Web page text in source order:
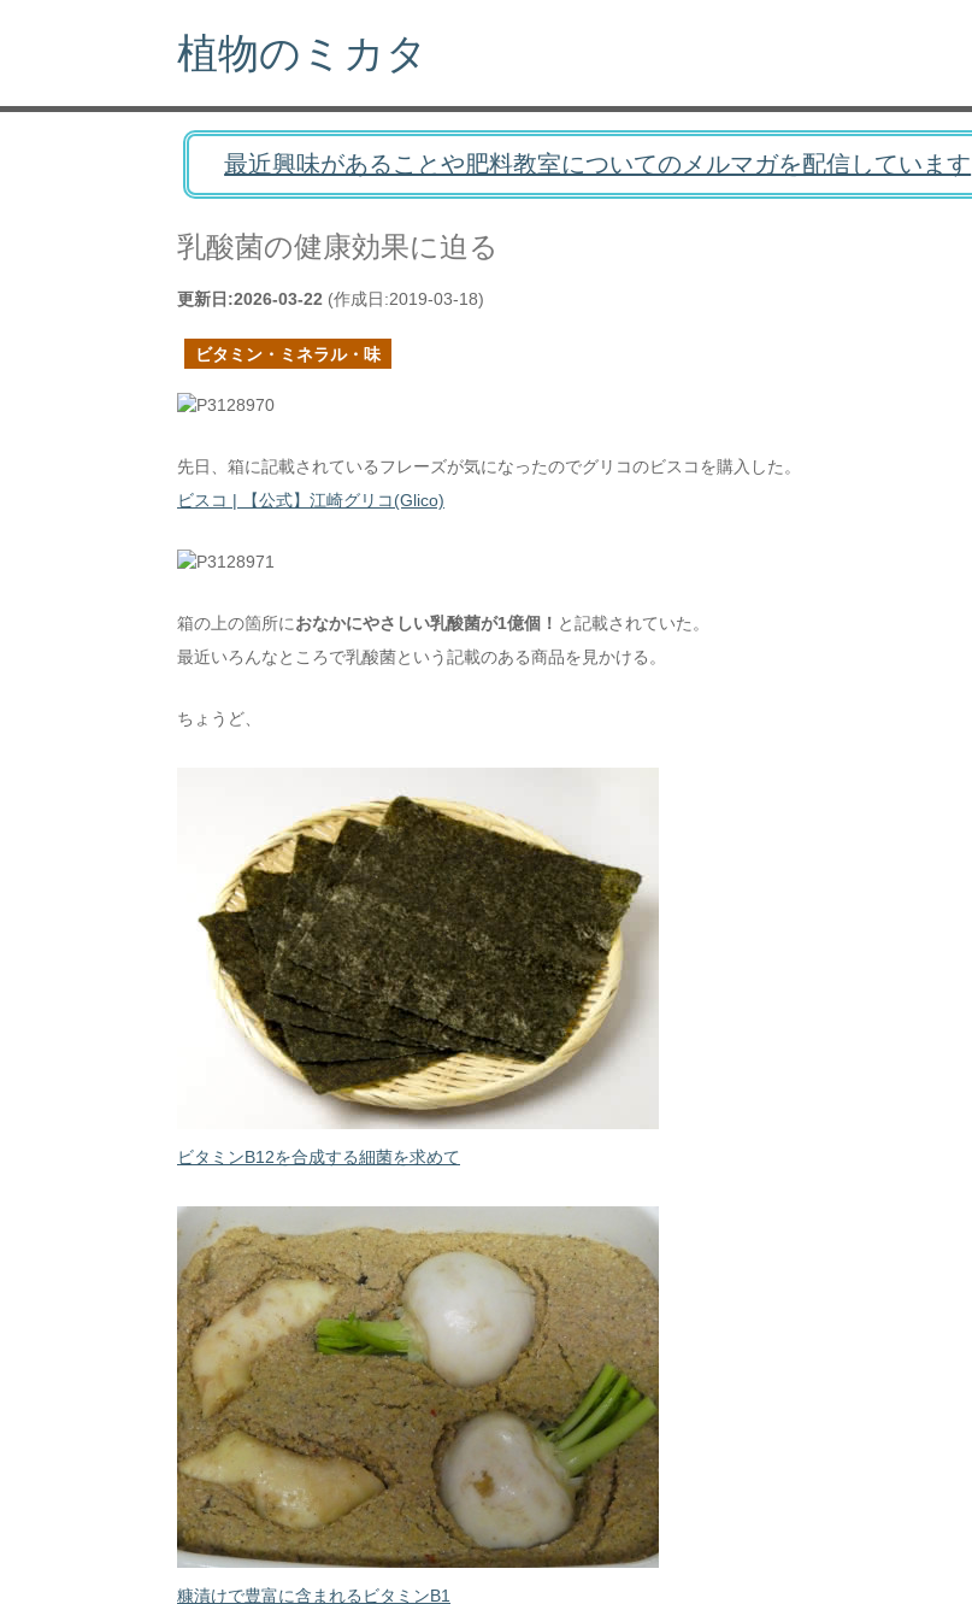
植物のミカタ
最近興味があることや肥料教室についてのメルマガを配信しています
乳酸菌の健康効果に迫る
更新日:2026-03-22 (作成日:2019-03-18)
ビタミン・ミネラル・味
先日、箱に記載されているフレーズが気になったのでグリコのビスコを購入した。
ビスコ | 【公式】江崎グリコ(Glico)
箱の上の箇所におなかにやさしい乳酸菌が1億個！ と記載されていた。
最近いろんなところで乳酸菌という記載のある商品を見かける。
ちょうど、
ビタミンB12を合成する細菌を求めて
糠漬けで豊富に含まれるビタミンB1